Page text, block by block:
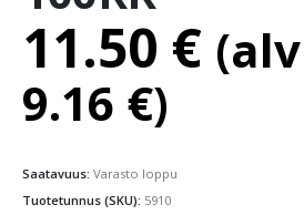
11.50 €
9.16 €)
Saatavuus: Varasto loppu
Tuotetunnus (SKU): 5910